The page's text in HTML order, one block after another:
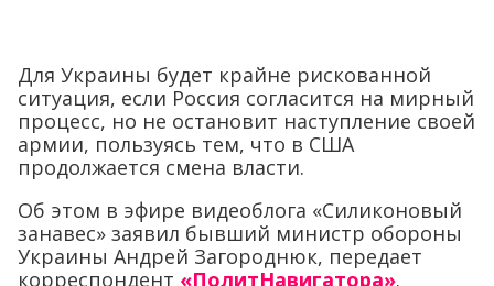
Для Украины будет крайне рискованной
ситуация, если Россия согласится на мирный
процесс, но не остановит наступление своей
армии, пользуясь тем, что в США
продолжается смена власти.
Об этом в эфире видеоблога «Силиконовый
занавес» заявил бывший министр обороны
Украины Андрей Загороднюк, передает
корреспондент «ПолитНавигатора».